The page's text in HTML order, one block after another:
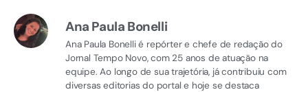
Ana Paula Bonelli
Ana Paula Bonelli é repórter e chefe de redação do
Jornal Tempo Novo, com 25 anos de atuação na
equipe. Ao longo de sua trajetória, já contribuiu com
diversas editorias do portal e hoje se destaca